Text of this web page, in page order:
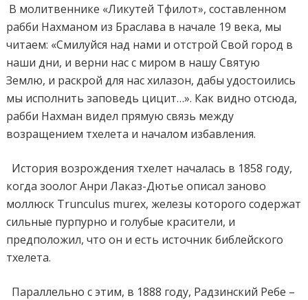
В молитвеннике «Ликутей Тфилот», составленном
рабби Нахманом из Браслава в начале 19 века, мы
читаем: «Смилуйся над нами и отстрой Свой город в
наши дни, и верни нас с миром в нашу Святую
Землю, и раскрой для нас хилазон, дабы удостоились
мы исполнить заповедь цицит…». Как видно отсюда,
рабби Нахман видел прямую связь между
возращением тхелета и началом избавления.
История возрождения тхелет началась в 1858 году,
когда зоолог Анри Лаказ-Дютье описал заново
моллюск Trunculus murex, железы которого содержат
сильные пурпурно и голубые красители, и
предположил, что он и есть источник библейского
тхелета.
Параллельно с этим, в 1888 году, Радзинский Ребе –